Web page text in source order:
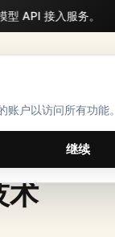
账户以访问所有功能。
继续
API 接入服务。
术